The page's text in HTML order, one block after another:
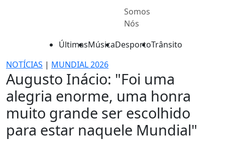
Somos
Nós
ÚltimasMúsicaDesportoTrânsito
NOTÍCIAS | MUNDIAL 2026
Augusto Inácio: "Foi uma
alegria enorme, uma honra
muito grande ser escolhido
para estar naquele Mundial"